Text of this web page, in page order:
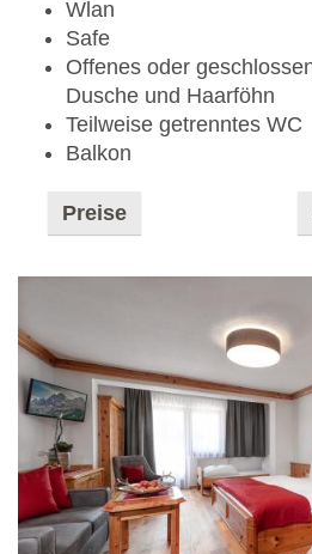
Wlan
Safe
Offenes oder
Dusche und Haarföhn
Teilweise getrenntes WC
Balkon
Preise